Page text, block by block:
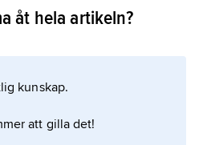
the Eve of the Mongol
artikeln
åt hela artikeln?
kunskap.
att gilla det!